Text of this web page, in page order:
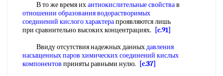
В то же время ихантиокислительные свойствав
отношении образованияводорастворимых
соединений кислого характерапроявляются лишь
при сравнительно высоких концентрациях.
[c.91]
Ввиду отсутствия надежных данныхдавления
насыщенных паров химических соединений кислых
компонентов приняты равными нулю.
[c.37]